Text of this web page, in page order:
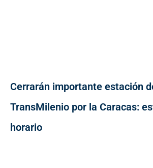
Cerrarán importante estación
TransMilenio por la Caracas:
horario